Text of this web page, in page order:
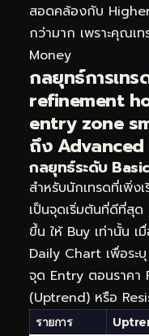
สอดคล้องกับ
กว่ามาก เพราะคุณเ
Money
กลยุทธ์การเท
refinement
entry zone
ถึง Advanced
กลยุทธ์ระดับ
สำหรับนักเทรดที่เพิ่
เป็นจุดเริ่มต้นที่ดีที่สุ
ขึ้น ให้ Buy เท่านั้น เ
Daily Chart เพื่อระ
จุด Entry ตอนราคา
(Uptrend) หรือ
รายการ